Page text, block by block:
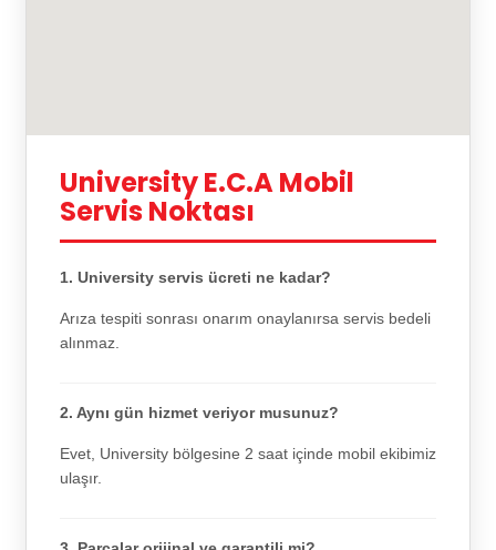
University E.C.A Mobil
Servis Noktası
1. University servis ücreti ne kadar?
Arıza tespiti sonrası onarım onaylanırsa servis bedeli
alınmaz.
2. Aynı gün hizmet veriyor musunuz?
Evet, University bölgesine 2 saat içinde mobil ekibimiz
ulaşır.